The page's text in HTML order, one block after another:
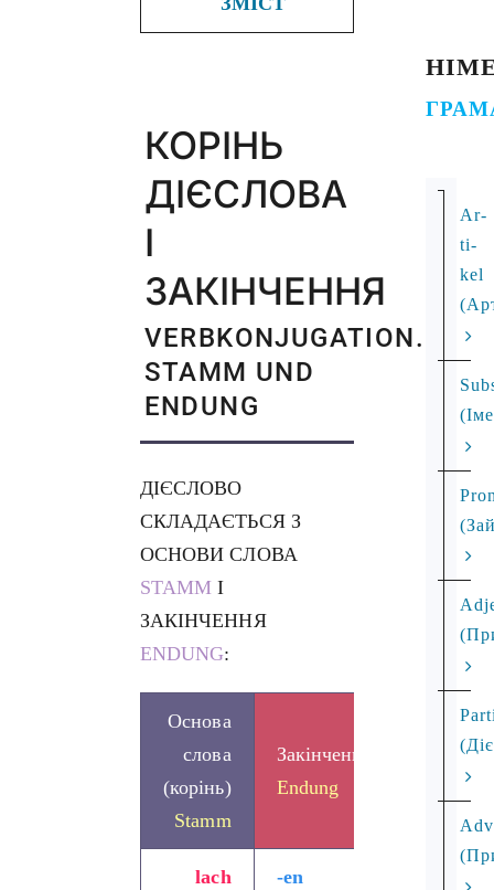
КОРІНЬ
ДІЄСЛОВА
І
ЗАКІНЧЕННЯ
VERBKONJUGATION.
STAMM UND
ENDUNG
ДІЄСЛОВО
СКЛАДАЄТЬСЯ З
ОСНОВИ СЛОВА
STAMM І
ЗАКІНЧЕННЯ
ENDUNG:
Основа
слова
(корінь)
Stamm
Закінчення
Endung
lach -en
Ar­
ti­
kel